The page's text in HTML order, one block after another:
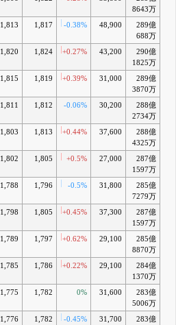
8643万
1,813 1,817 -0.38% 48,900
289億
688万
1,820 1,824 +0.27% 43,200
290億
1825万
1,815 1,819 +0.39% 31,000
289億
3870万
1,811 1,812 -0.06% 30,200
288億
2734万
1,803 1,813 +0.44% 37,600
288億
4325万
1,802 1,805 +0.5% 27,000
287億
1597万
1,788 1,796 -0.5% 31,800
285億
7279万
1,798 1,805 +0.45% 37,300
287億
1597万
1,789 1,797 +0.62% 29,100
285億
8870万
1,785 1,786 +0.22% 29,100
284億
1370万
1,775 1,782 0% 31,600
283億
5006万
1,776 1,782 -0.45% 31,700
283億